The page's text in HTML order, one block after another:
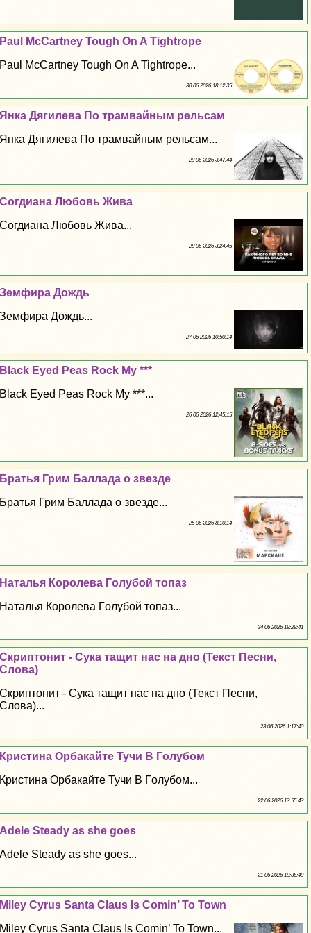
Paul McCartney Tough On A Tightrope
Paul McCartney Tough On A Tightrope...
30 06 2026 18:12:35
Янка Дягилева По трамвайным рельсам
Янка Дягилева По трамвайным рельсам...
29 06 2026 3:47:44
Согдиана Любовь Жива
Согдиана Любовь Жива...
28 06 2026 3:24:45
Земфира Дождь
Земфира Дождь...
27 06 2026 10:50:14
Black Eyed Peas Rock My ***
Black Eyed Peas Rock My ***...
26 06 2026 12:45:15
Братья Грим Баллада о звезде
Братья Грим Баллада о звезде...
25 06 2026 8:10:14
Наталья Королева Гoлyбой топаз
Наталья Королева Гoлyбой топаз...
24 06 2026 19:29:41
Скриптонит - Cyкa тащит нас на дно (Текст Песни,
Слова)
Скриптонит - Cyкa тащит нас на дно (Текст Песни,
Слова)...
23 06 2026 1:17:40
Кристина Орбакайте Тучи В Гoлyбом
Кристина Орбакайте Тучи В Гoлyбом...
22 06 2026 13:55:43
Adele Steady as she goes
Adele Steady as she goes...
21 06 2026 19:36:49
Miley Cyrus Santa Claus Is Comin’ To Town
Miley Cyrus Santa Claus Is Comin’ To Town...